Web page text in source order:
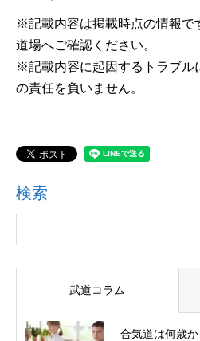
※記載内容は掲載時点の情報で
道場へご確認ください。
※記載内容に起因するトラブル
の責任を負いません。
検索
武道コラム
合気道は何歳